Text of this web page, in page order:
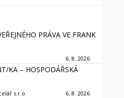
PRÁVA VE FRANK
6. 8. 2026
KA – HOSPODÁŘSKÁ
s.r.o. 6. 8. 2026